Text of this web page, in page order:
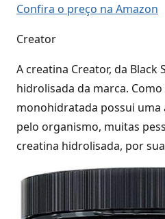
Confira o preço na Amazon
Creator
A creatina Creator, da Black
hidrolisada da marca.
monohidratada possui uma
pelo organismo, muitas
creatina hidrolisada, por